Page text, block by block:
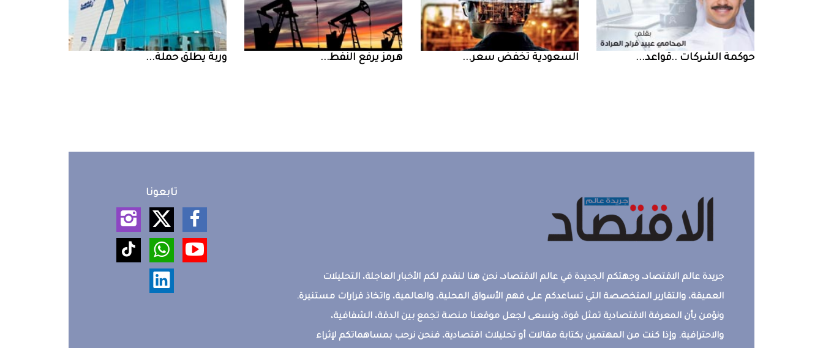
حوكمة‭ ‬الشركات‭.. ‬قواعد‭ ... السعودية‭ ‬تخفض‭ ‬سعر‭ ... ‮‬هرمز‮‬‭ ‬يرفع‭ ‬النفط‭ ... ‮‬وربة‮‬‭ ‬يطلق‭ ‬حملة‭ ...
جريدة عالم الاقتصاد، وجهتكم الجديدة في عالم الاقتصاد، نحن هنا لنقدم لكم الأخبار العاجلة، التحليلات
العميقة، والتقارير المتخصصة التي تساعدكم على فهم الأسواق المحلية، والعالمية، واتخاذ قرارات مستنيرة.
ونؤمن بأن المعرفة الاقتصادية تمثل قوة، ونسعى لجعل موقعنا منصة تجمع بين الدقة، الشفافية،
والاحترافية. وإذا كنت من المهتمين بكتابة مقالات أو تحليلات اقتصادية، فنحن نرحب بمساهماتكم لإثراء
تابعونا